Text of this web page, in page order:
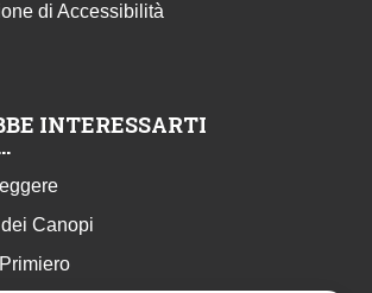
di Accessibilità
INTERESSARTI
Canopi